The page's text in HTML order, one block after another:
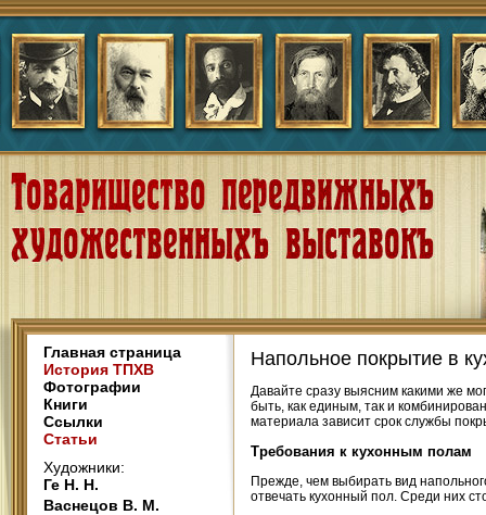
Главная страница
История ТПХВ
Фотографии
Книги
Ссылки
Статьи
Художники:
Ге Н. Н.
Васнецов В. М.
Напольное покрытие в
Давайте сразу выясним какими же
быть, как единым, так и
материала зависит срок службы
Требования к кухонным полам
Прежде, чем выбирать вид
отвечать кухонный пол. Среди них